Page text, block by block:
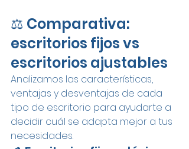
⚖️ Comparativa:
escritorios fijos vs
escritorios ajustables
Analizamos las características,
ventajas y desventajas de cada
tipo de escritorio para ayudarte a
decidir cuál se adapta mejor a tus
necesidades.